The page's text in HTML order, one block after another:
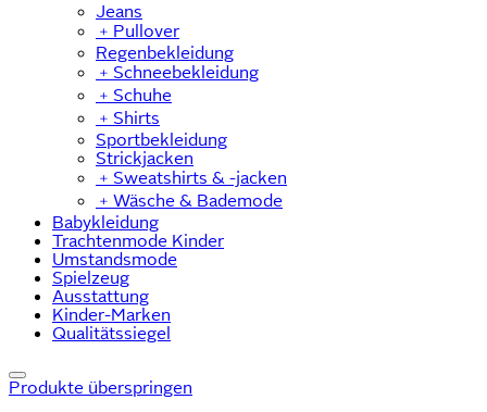
Jeans
﹢ Pullover
Regenbekleidung
﹢ Schneebekleidung
﹢ Schuhe
﹢ Shirts
Sportbekleidung
Strickjacken
﹢ Sweatshirts & -jacken
﹢ Wäsche & Bademode
Babykleidung
Trachtenmode Kinder
Umstandsmode
Spielzeug
Ausstattung
Kinder-Marken
Qualitätssiegel
Produkte überspringen